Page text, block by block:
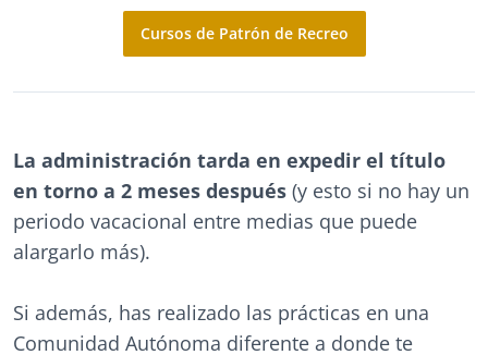
Cursos de Patrón de Recreo
La administración tarda en expedir el título
en torno a 2 meses después (y esto si no hay un
periodo vacacional entre medias que puede
alargarlo más).
Si además, has realizado las prácticas en una
Comunidad Autónoma diferente a donde te